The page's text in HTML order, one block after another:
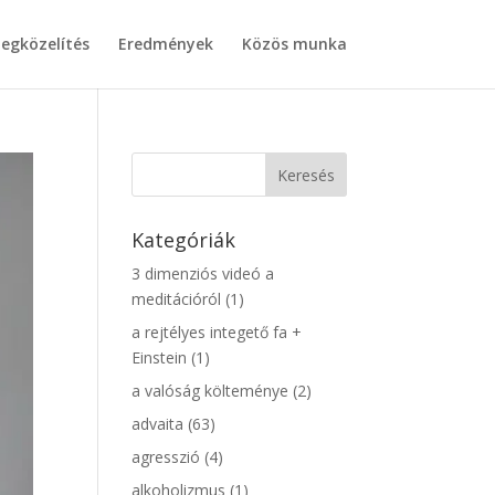
Eredmények Közös munka
Kategóriák
3 dimenziós videó a
meditációról (1)
a rejtélyes integető fa +
Einstein (1)
a valóság költeménye (2)
advaita (63)
agresszió (4)
alkoholizmus (1)